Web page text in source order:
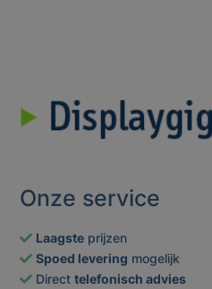
Onze service
Laagste prijzen
Spoed levering mogelijk
Directtelefonisch advies